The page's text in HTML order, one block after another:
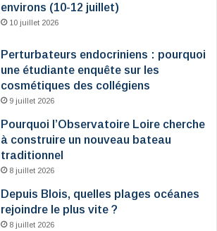
environs (10-12 juillet)
10 juillet 2026
Perturbateurs endocriniens : pourquoi
une étudiante enquête sur les
cosmétiques des collégiens
9 juillet 2026
Pourquoi l’Observatoire Loire cherche
à construire un nouveau bateau
traditionnel
8 juillet 2026
Depuis Blois, quelles plages océanes
rejoindre le plus vite ?
8 juillet 2026